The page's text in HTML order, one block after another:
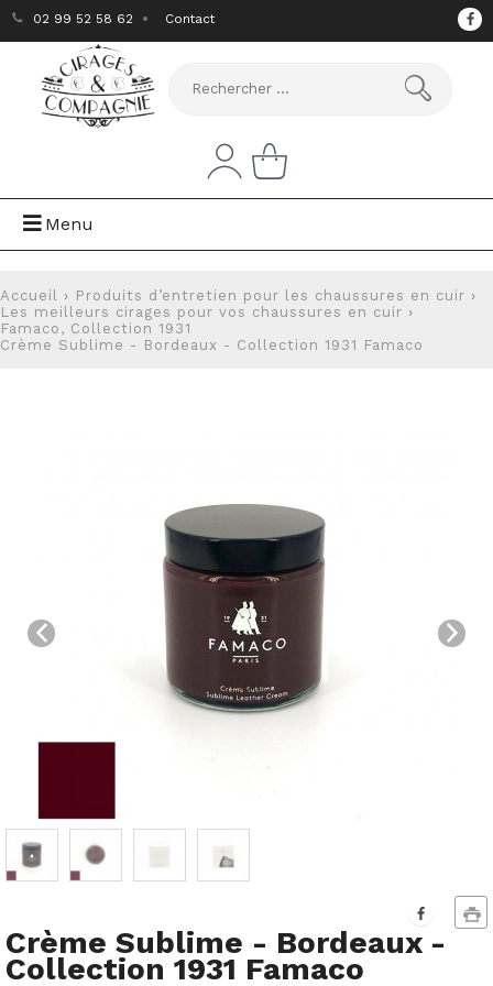
02 99 52 58 62 Contact
Menu
Accueil › Produits d’entretien pour les chaussures en cuir ›
Les meilleurs cirages pour vos chaussures en cuir ›
Famaco, Collection 1931
Crème Sublime - Bordeaux - Collection 1931 Famaco
Crème Sublime - Bordeaux -
Collection 1931 Famaco